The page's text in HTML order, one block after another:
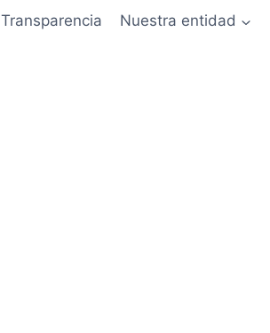
Transparencia Nuestra entidad